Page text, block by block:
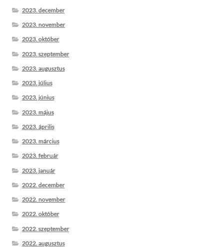
2023. december
2023. november
2023. október
2023. szeptember
2023. augusztus
2023. július
2023. június
2023. május
2023. április
2023. március
2023. február
2023. január
2022. december
2022. november
2022. október
2022. szeptember
2022. augusztus